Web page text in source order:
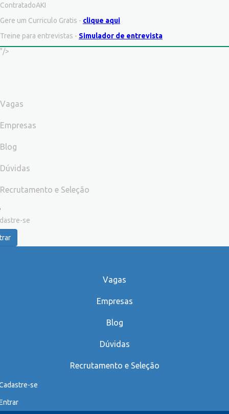
ContratadoAKI
Gere um Curriculo Gratis - clique aqui
Treine para entrevistas - Simulador de entrevista
"/>
Vagas
Empresas
Blog
Dúvidas
Recrutamento e Seleção
se
Vagas
Empresas
Blog
Dúvidas
Recrutamento e Seleção
se